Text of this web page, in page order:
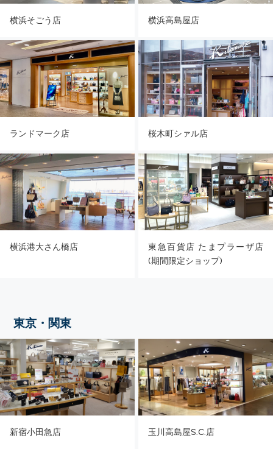
横浜そごう店 横浜高島屋店
ランドマーク店 桜木町シァル店
横浜港大さん橋店
東急百貨店 たまプラーザ店
(期間限定ショップ)
東京・関東
新宿小田急店 玉川高島屋S.C.店